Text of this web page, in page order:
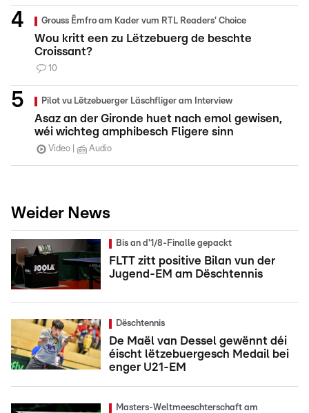
Grouss Ëmfro am Kader vum RTL Readers' Choice
Wou kritt een zu Lëtzebuerg de beschte
Croissant?
10
Pilot vu Lëtzebuerger Läschfliger am Interview
Asaz an der Gironde huet nach emol gewisen,
wéi wichteg amphibesch Fligere sinn
Video Audio
Weider News
Bis an d'1/8-Finalle gepackt
FLTT zitt positive Bilan vun der
Jugend-EM am Dëschtennis
Dëschtennis
De Maël van Dessel gewënnt déi
éischt lëtzebuergesch Medail bei
enger U21-EM
Masters-Weltmeeschterschaft am